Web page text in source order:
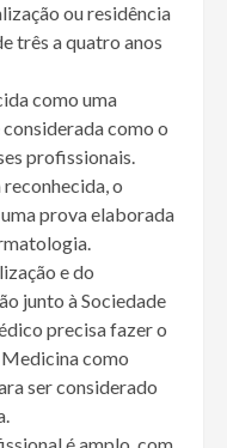
ou residência
três a quatro anos
como uma
como o
profissionais.
reconhecida, o
prova elaborada
e do
junto à Sociedade
precisa fazer o
como
ser considerado